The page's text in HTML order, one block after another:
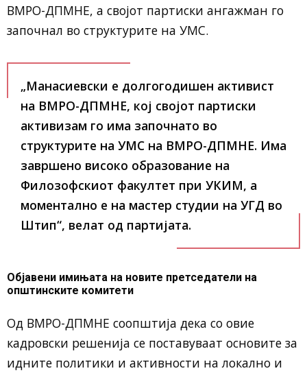
ВМРО-ДПМНЕ, а својот партиски ангажман го
започнал во структурите на УМС.
„Манасиевски е долгогодишен активист
на ВМРО-ДПМНЕ, кој својот партиски
активизам го има започнато во
структурите на УМС на ВМРО-ДПМНЕ. Има
завршено високо образование на
Филозофскиот факултет при УКИМ, а
моментално е на мастер студии на УГД во
Штип“, велат од партијата.
Објавени имињата на новите претседатели на
општинските комитети
Од ВМРО-ДПМНЕ соопштија дека со овие
кадровски решенија се поставуваат основите за
идните политики и активности на локално и